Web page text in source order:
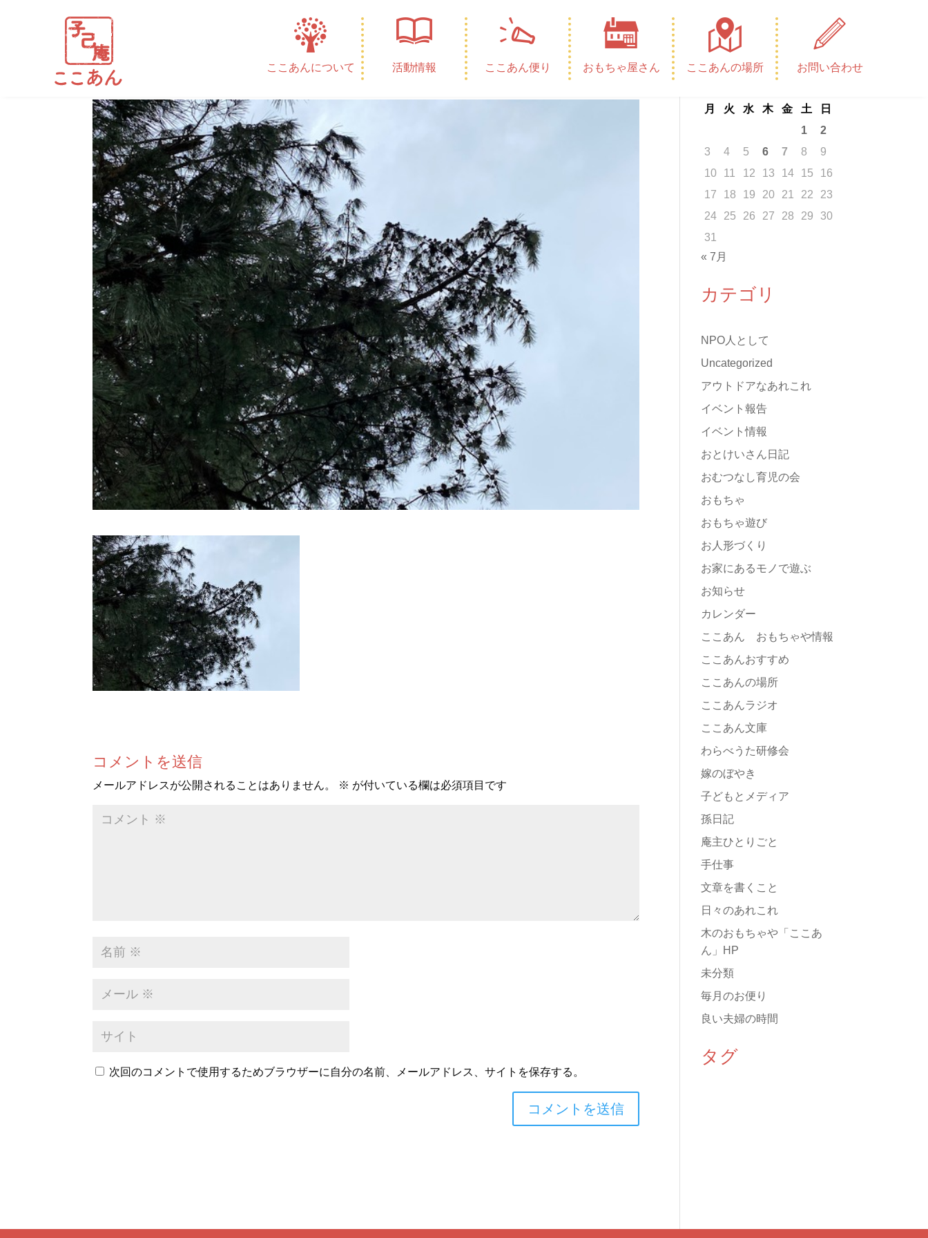
ここあんについて 活動情報 ここあん便り おもちゃ屋さん ここあんの場所 お問い合わせ
IMG_3135
執筆者 コメント0件
コメントを送信
メールアドレスが公開されることはありません。 ※ が付いている欄は必須項目です
次回のコメントで使用するためブラウザーに自分の名前、メールアドレス、サイトを保存する。
カレンダー
月 火 水 木 金 土
日
1
2
3
4 5 6 7 8
9
10
11 12 13 14 15
16
17
18 19 20 21 22
23
24
25 26 27 28 29
30
31
« 7月
カテゴリ
NPO人として
Uncategorized
アウトドアなあれこれ
イベント報告
イベント情報
おとけいさん日記
おむつなし育児の会
おもちゃ
おもちゃ遊び
お人形づくり
お家にあるモノで遊ぶ
お知らせ
カレンダー
ここあん おもちゃや情報
ここあんおすすめ
ここあんの場所
ここあんラジオ
ここあん文庫
わらべうた研修会
嫁のぼやき
子どもとメディア
孫日記
庵主ひとりごと
手仕事
文章を書くこと
日々のあれこれ
木のおもちゃや「ここあ
ん」HP
未分類
毎月のお便り
良い夫婦の時間
タグ